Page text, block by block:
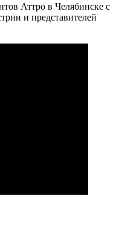
Аттро в Челябинске с
и представителей